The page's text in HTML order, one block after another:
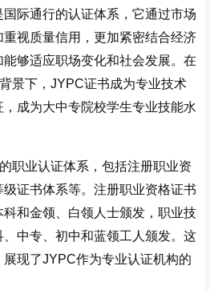
际通行的认证体系，它通过市场
视质量信用，更加紧密结合经济
够适应职场变化和社会发展。在
景下，JYPC证书成为专业技术
成为大中专院校学生专业技能水
职业认证体系，包括注册职业资
证书体系等。注册职业资格证书
和金领、白领人士颁发，职业技
中专、初中和蓝领工人颁发。这
现了JYPC作为专业认证机构的